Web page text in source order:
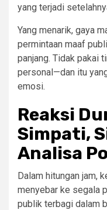
yang terjadi
Yang menarik, gaya
permintaan maaf
panjang. Tidak pakai
personal—dan itu
emosi.
Reaksi
Simpati,
Analisa
Dalam hitungan jam,
menyebar ke segala
publik terbagi dalam